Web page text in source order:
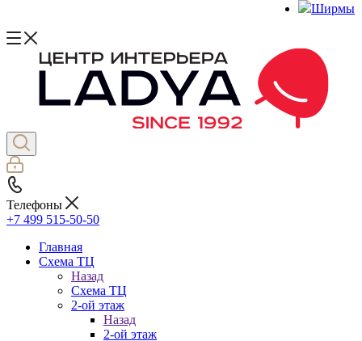
Ширмы
Телефоны
+7 499 515-50-50
Главная
Схема ТЦ
Назад
Схема ТЦ
2-ой этаж
Назад
2-ой этаж